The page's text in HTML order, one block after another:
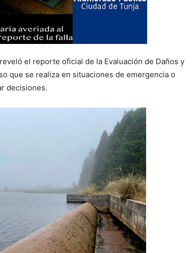
el reporte oficial de la Evaluación de Daños y
que se realiza en situaciones de emergencia o
decisiones.